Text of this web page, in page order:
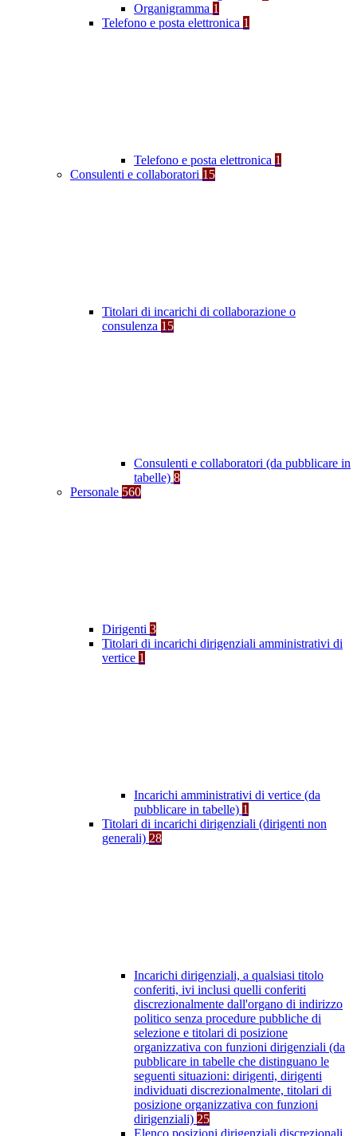
Organigramma 1
Telefono e posta elettronica 1
Telefono e posta elettronica 1
Consulenti e collaboratori 15
Titolari di incarichi di collaborazione o
consulenza 15
Consulenti e collaboratori (da pubblicare in
tabelle) 8
Personale 560
Dirigenti 3
Titolari di incarichi dirigenziali amministrativi di
vertice 1
Incarichi amministrativi di vertice (da
pubblicare in tabelle) 1
Titolari di incarichi dirigenziali (dirigenti non
generali) 28
Incarichi dirigenziali, a qualsiasi titolo
conferiti, ivi inclusi quelli conferiti
discrezionalmente dall'organo di indirizzo
politico senza procedure pubbliche di
selezione e titolari di posizione
organizzativa con funzioni dirigenziali (da
pubblicare in tabelle che distinguano le
seguenti situazioni: dirigenti, dirigenti
individuati discrezionalmente, titolari di
posizione organizzativa con funzioni
dirigenziali) 25